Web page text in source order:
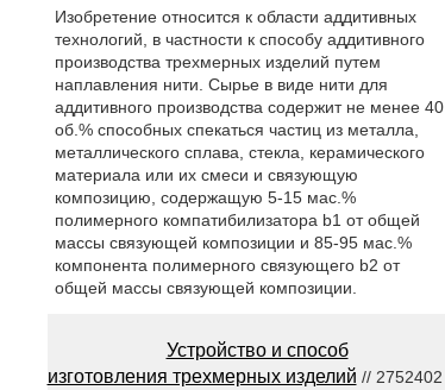
Изобретение относится к области аддитивных
технологий, в частности к способу аддитивного
производства трехмерных изделий путем
наплавления нити. Сырье в виде нити для
аддитивного производства содержит не менее 40
об.% способных спекаться частиц из металла,
металлического сплава, стекла, керамического
материала или их смеси и связующую
композицию, содержащую 5-15 мас.%
полимерного компатибилизатора b1 от общей
массы связующей композиции и 85-95 мас.%
компонента полимерного связующего b2 от
общей массы связующей композиции.
Устройство и способ
изготовления трехмерных изделий // 2752402